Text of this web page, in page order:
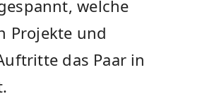
welche
Projekte und
das Paar in